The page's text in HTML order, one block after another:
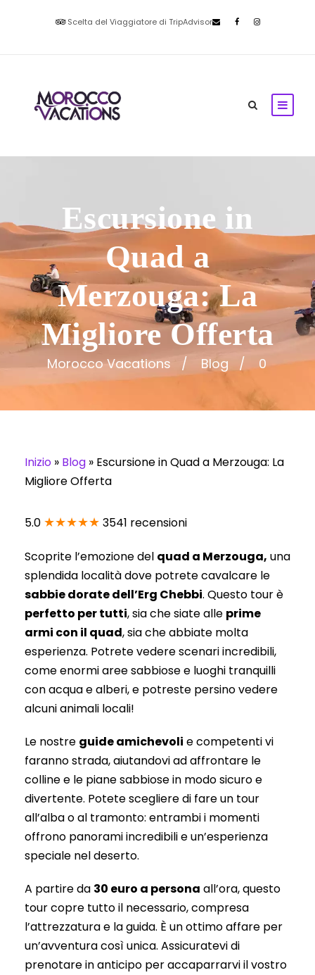
Scelta del Viaggiatore di TripAdvisor
Morocco Vacations Blog 0
Escursione in
Quad a
Merzouga: La
Migliore Offerta
Inizio » Blog » Escursione in Quad a Merzouga: La
Migliore Offerta
5.0 ★★★★★ 3541 recensioni
Scoprite l’emozione del quad a Merzouga, una
splendida località dove potrete cavalcare le
sabbie dorate dell’Erg Chebbi. Questo tour è
perfetto per tutti, sia che siate alle prime
armi con il quad, sia che abbiate molta
esperienza. Potrete vedere scenari incredibili,
come enormi aree sabbiose e luoghi tranquilli
con acqua e alberi, e potreste persino vedere
alcuni animali locali!
Le nostre guide amichevoli e competenti vi
faranno strada, aiutandovi ad affrontare le
colline e le piane sabbiose in modo sicuro e
divertente. Potete scegliere di fare un tour
all’alba o al tramonto: entrambi i momenti
offrono panorami incredibili e un’esperienza
speciale nel deserto.
A partire da 30 euro a persona all’ora, questo
tour copre tutto il necessario, compresa
l’attrezzatura e la guida. È un ottimo affare per
un’avventura così unica. Assicuratevi di
prenotare in anticipo per accaparrarvi il vostro